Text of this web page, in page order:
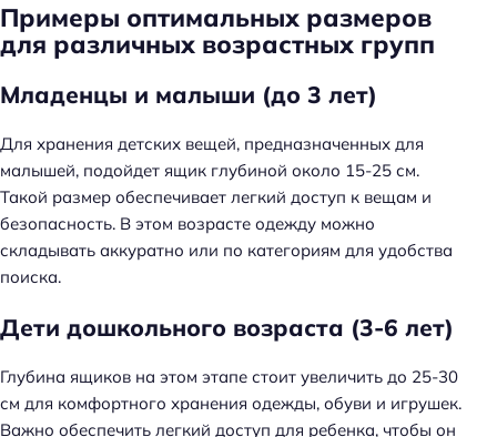
Примеры оптимальных размеров
для различных возрастных групп
Младенцы и малыши (до 3 лет)
Для хранения детских вещей, предназначенных для
малышей, подойдет ящик глубиной около 15-25 см.
Такой размер обеспечивает легкий доступ к вещам и
безопасность. В этом возрасте одежду можно
складывать аккуратно или по категориям для удобства
поиска.
Дети дошкольного возраста (3-6 лет)
Глубина ящиков на этом этапе стоит увеличить до 25-30
см для комфортного хранения одежды, обуви и игрушек.
Важно обеспечить легкий доступ для ребенка, чтобы он